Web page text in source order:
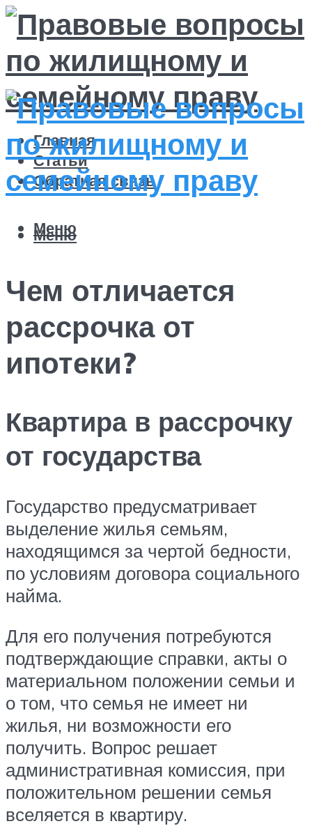
Главная
Статьи
Обратная связь
Меню
Меню
Чем отличается
рассрочка от
ипотеки?
Квартира в рассрочку
от государства
Государство предусматривает
выделение жилья семьям,
находящимся за чертой бедности,
по условиям договора социального
найма.
Для его получения потребуются
подтверждающие справки, акты о
материальном положении семьи и
о том, что семья не имеет ни
жилья, ни возможности его
получить. Вопрос решает
административная комиссия, при
положительном решении семья
вселяется в квартиру.